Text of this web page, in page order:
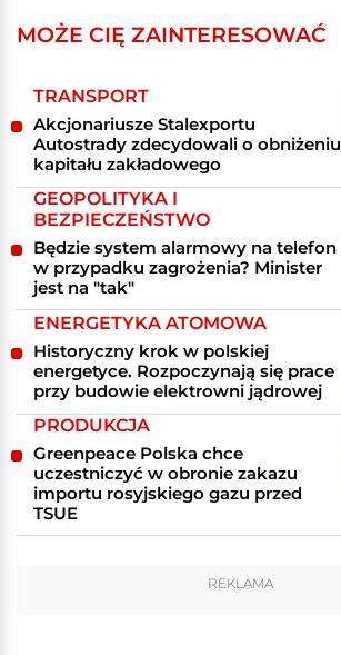
MOŻE CIĘ ZAINTERESOWAĆ
TRANSPORT
Akcjonariusze Stalexportu
Autostrady zdecydowali o obniżeniu
kapitału zakładowego
GEOPOLITYKA I
BEZPIECZEŃSTWO
Będzie system alarmowy na telefon
w przypadku zagrożenia? Minister
jest na "tak"
ENERGETYKA ATOMOWA
Historyczny krok w polskiej
energetyce. Rozpoczynają się prace
przy budowie elektrowni jądrowej
PRODUKCJA
Greenpeace Polska chce
uczestniczyć w obronie zakazu
importu rosyjskiego gazu przed
TSUE
REKLAMA